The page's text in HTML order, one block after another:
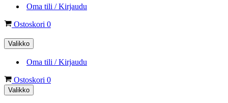
Oma tili / Kirjaudu
Ostoskori 0
Valikko
Oma tili / Kirjaudu
Ostoskori 0
Valikko